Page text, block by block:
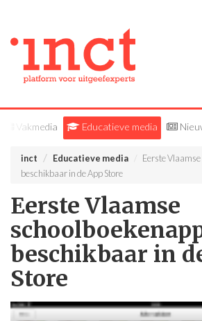
Vakmedia Educatieve media
inct Educatieve media
Eerste
beschikbaar in de App Store
Eerste Vlaamse
beschikbaar in
Store